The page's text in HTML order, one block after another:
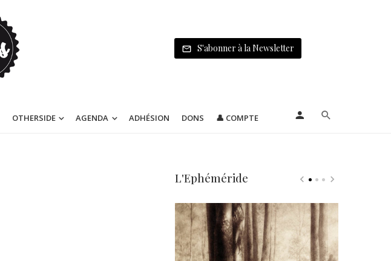
S'abonner à la Newsletter
OTHERSIDE AGENDA ADHÉSION DONS 👤 COMPTE
L'Ephéméride